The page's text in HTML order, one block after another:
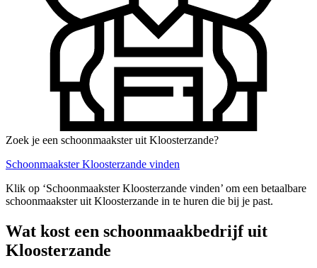
Zoek je een schoonmaakster uit Kloosterzande?
Schoonmaakster Kloosterzande vinden
Klik op ‘Schoonmaakster Kloosterzande vinden’ om een betaalbare
schoonmaakster uit Kloosterzande in te huren die bij je past.
Wat kost een schoonmaakbedrijf uit
Kloosterzande